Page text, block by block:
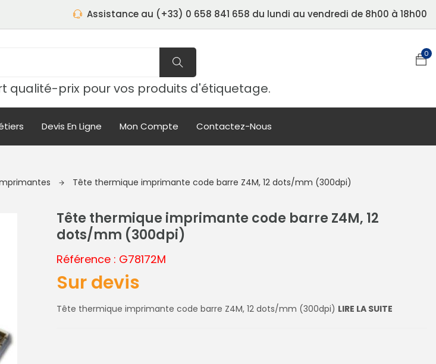
Assistance au (+33) 0 658 841 658 du lundi au vendredi de 8h00 à 18h00
qualité-prix pour vos produits d'étiquetage.
0
Devis En Ligne Mon Compte Contactez-Nous
Tête thermique imprimante code barre Z4M, 12 dots/mm (300dpi)
Tête thermique imprimante code barre Z4M, 12
dots/mm (300dpi)
Référence : G78172M
Sur devis
Tête thermique imprimante code barre Z4M, 12 dots/mm (300dpi) LIRE LA SUITE